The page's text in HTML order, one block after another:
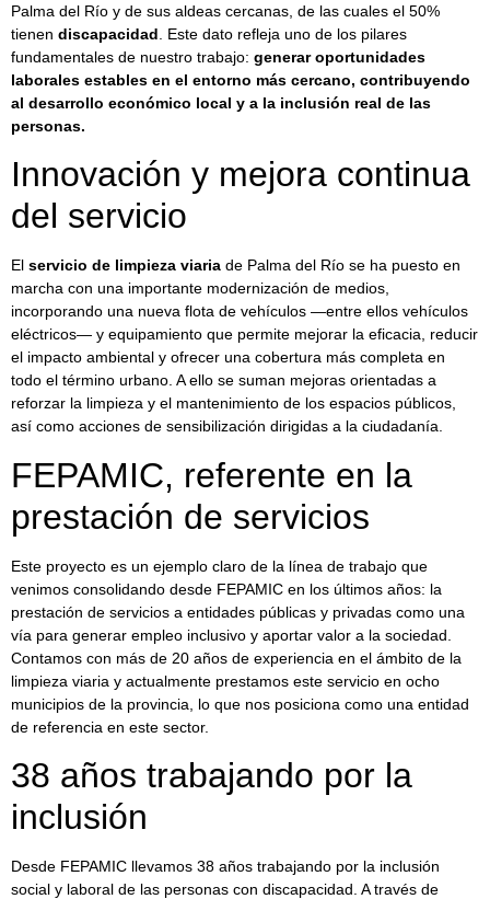
Palma del Río y de sus aldeas cercanas, de las cuales el 50%
tienen discapacidad . Este dato refleja uno de los pilares
fundamentales de nuestro trabajo: generar oportunidades
laborales estables en el entorno más cercano, contribuyendo
al desarrollo económico local y a la inclusión real de las
personas.
Innovación y mejora continua
del servicio
El servicio de limpieza viaria de Palma del Río se ha puesto en
marcha con una importante modernización de medios,
incorporando una nueva flota de vehículos —entre ellos vehículos
eléctricos— y equipamiento que permite mejorar la eficacia, reducir
el impacto ambiental y ofrecer una cobertura más completa en
todo el término urbano. A ello se suman mejoras orientadas a
reforzar la limpieza y el mantenimiento de los espacios públicos,
así como acciones de sensibilización dirigidas a la ciudadanía.
FEPAMIC, referente en la
prestación de servicios
Este proyecto es un ejemplo claro de la línea de trabajo que
venimos consolidando desde FEPAMIC en los últimos años: la
prestación de servicios a entidades públicas y privadas como una
vía para generar empleo inclusivo y aportar valor a la sociedad.
Contamos con más de 20 años de experiencia en el ámbito de la
limpieza viaria y actualmente prestamos este servicio en ocho
municipios de la provincia, lo que nos posiciona como una entidad
de referencia en este sector.
38 años trabajando por la
inclusión
Desde FEPAMIC llevamos 38 años trabajando por la inclusión
social y laboral de las personas con discapacidad. A través de